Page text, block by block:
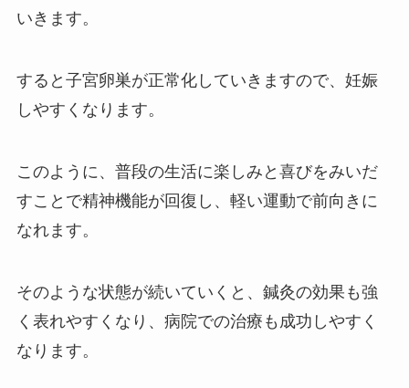
いきます。
すると子宮卵巣が正常化していきますので、妊娠
しやすくなります。
このように、普段の生活に楽しみと喜びをみいだ
すことで精神機能が回復し、軽い運動で前向きに
なれます。
そのような状態が続いていくと、鍼灸の効果も強
く表れやすくなり、病院での治療も成功しやすく
なります。